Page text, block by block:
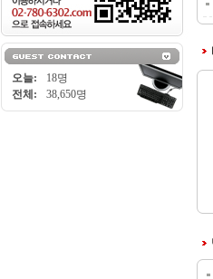
오늘:
18명
전체:
38,650명